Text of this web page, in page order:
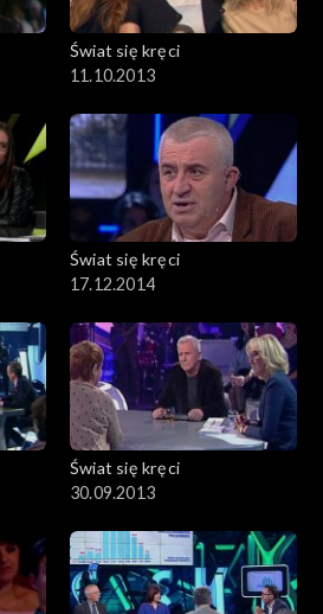
Świat się kręci
11.10.2013
Świat się kręci
17.12.2014
Świat się kręci
30.09.2013